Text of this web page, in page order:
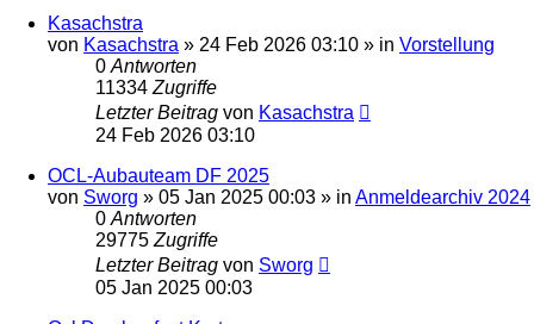
Kasachstra
von Kasachstra » 24 Feb 2026 03:10 » in Vorstellung
0 Antworten
11334 Zugriffe
Letzter Beitrag von Kasachstra
24 Feb 2026 03:10
OCL-Aubauteam DF 2025
von Sworg » 05 Jan 2025 00:03 » in Anmeldearchiv 2024
0 Antworten
29775 Zugriffe
Letzter Beitrag von Sworg
05 Jan 2025 00:03